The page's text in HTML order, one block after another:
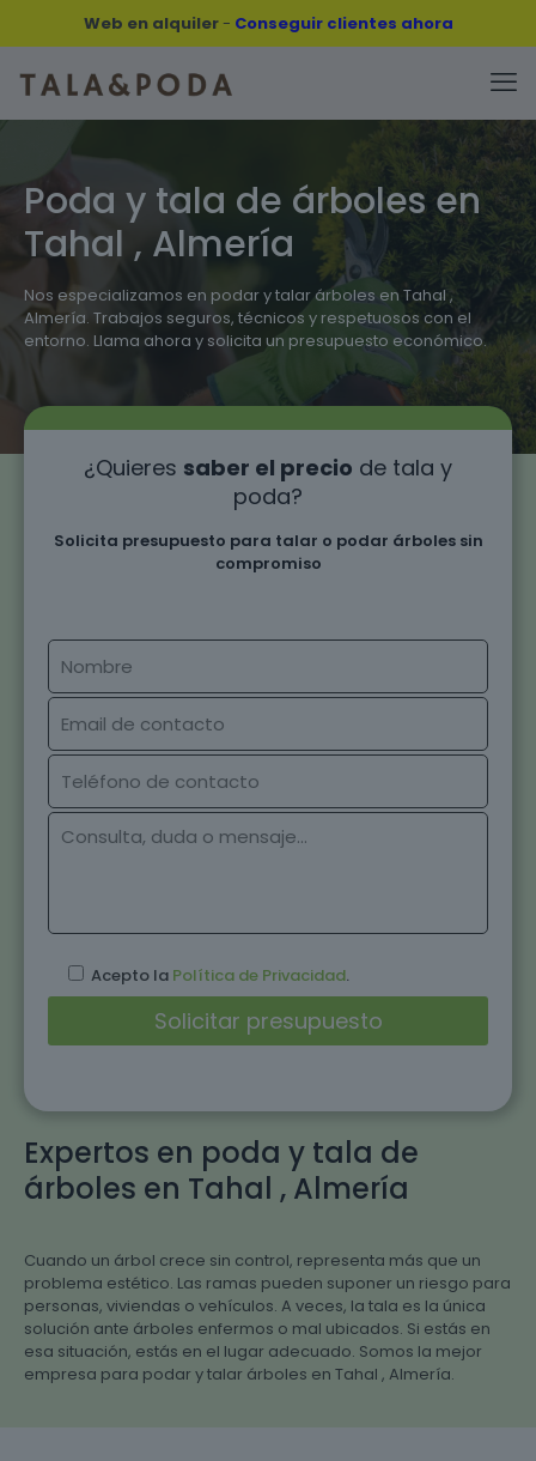
Web en alquiler- Conseguir clientes ahora
Poda y tala de árboles en
Tahal , Almería
Nos especializamos en podar y talar árboles en Tahal ,
Almería. Trabajos seguros, técnicos y respetuosos con el
entorno. Llama ahora y solicita un presupuesto económico.
Expertos en poda y tala de
árboles en Tahal , Almería
Cuando un árbol crece sin control, representa más que un
problema estético. Las ramas pueden suponer un riesgo para
personas, viviendas o vehículos. A veces, la tala es la única
solución ante árboles enfermos o mal ubicados. Si estás en
esa situación, estás en el lugar adecuado. Somos la mejor
empresa para podar y talar árboles en Tahal , Almería.
¿Quieres saber el precio de tala y
poda?
Solicita presupuesto para talar o podar árboles sin
compromiso
Acepto la Política de Privacidad.